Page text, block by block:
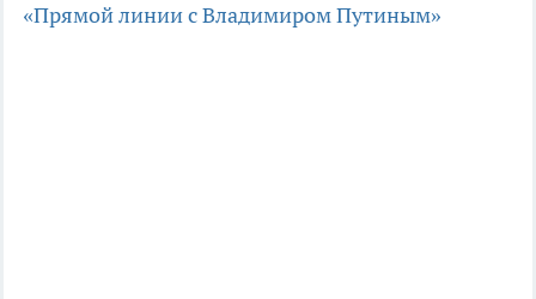
«Прямой линии с Владимиром Путиным»